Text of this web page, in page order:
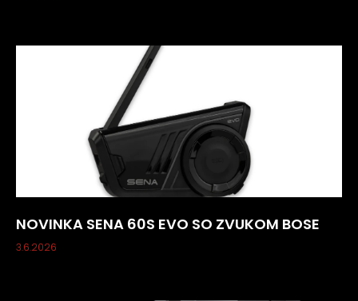
NOVINKA SENA 60S EVO SO ZVUKOM BOSE
3.6.2026